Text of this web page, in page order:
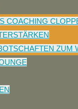
COACHING
ZUM